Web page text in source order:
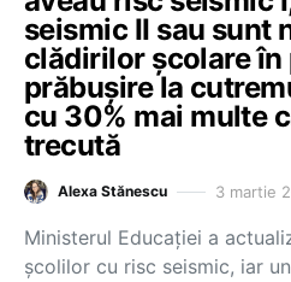
seismic II sau sunt
clădirilor școlare în
prăbușire la
cu 30% mai multe
trecută
Alexa Stănescu 3 martie
Ministerul Educației a
școlilor cu risc seismic, iar